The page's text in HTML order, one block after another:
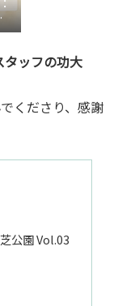
タッフの功大
くださり、感謝
公園 Vol.03